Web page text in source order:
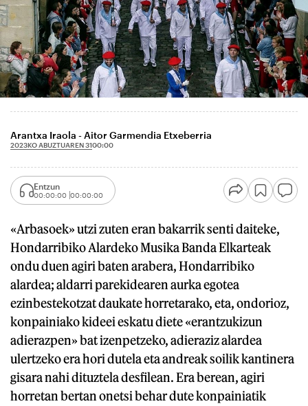
Arantxa Iraola - Aitor Garmendia Etxeberria
2023KO ABUZTUAREN 3100:00
Entzun
00:00:00 00:00:00
«Arbasoek» utzi zuten eran bakarrik senti daiteke,
Hondarribiko Alardeko Musika Banda Elkarteak
ondu duen agiri baten arabera, Hondarribiko
alardea; aldarri parekidearen aurka egotea
ezinbestekotzat daukate horretarako, eta, ondorioz,
konpainiako kideei eskatu diete «erantzukizun
adierazpen» bat izenpetzeko, adieraziz alardea
ulertzeko era hori dutela eta andreak soilik kantinera
gisara nahi dituztela desfilean. Era berean, agiri
horretan bertan onetsi behar dute konpainiatik